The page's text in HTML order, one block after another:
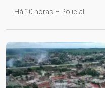
Há 10 horas – Policial